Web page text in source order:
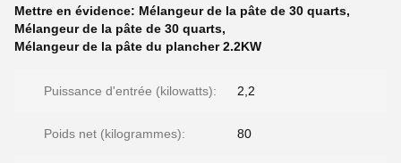
Mettre en évidence: Mélangeur de la pâte de 30 quarts,
Mélangeur de la pâte de 30 quarts,
Mélangeur de la pâte du plancher 2.2KW
Puissance d'entrée (kilowatts): 2,2
Poids net (kilogrammes): 80